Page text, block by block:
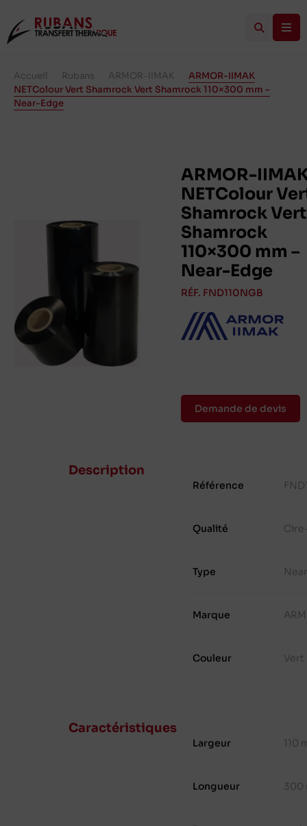
Accueil Rubans ARMOR-IIMAK
ARMOR-IIMAK
NETColour Vert Shamrock Vert Shamrock 110×300 mm –
Near-Edge
ARMOR-
NETColour
Shamrock Vert
Shamrock
110×300 mm –
Near-Edge
RÉF. FND110NGB
Demande de devis
Description
Référence
Qualité
Type
Marque
Couleur Vert
Caractéristiques
Largeur 110
Longueur 300